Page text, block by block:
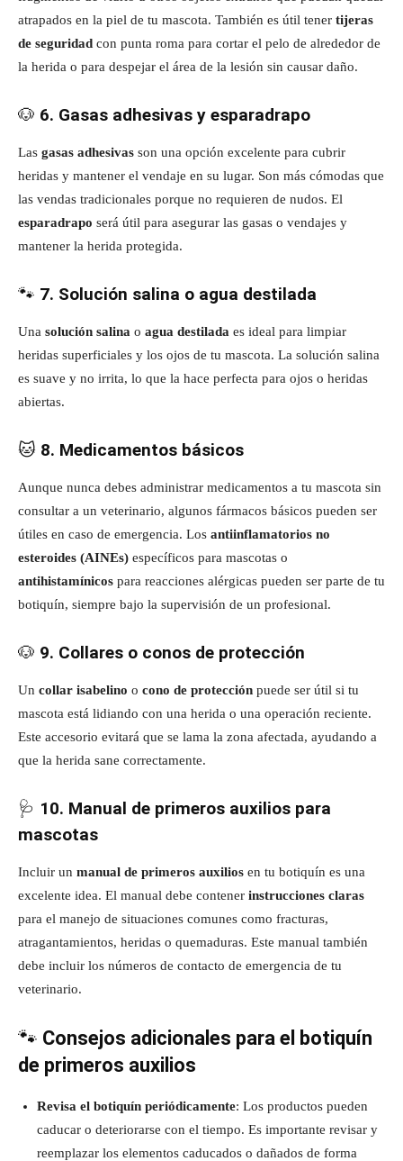
atrapados en la piel de tu mascota. También es útil tener tijeras
de seguridad con punta roma para cortar el pelo de alrededor de
la herida o para despejar el área de la lesión sin causar daño.
🐶 6. Gasas adhesivas y esparadrapo
Las gasas adhesivas son una opción excelente para cubrir
heridas y mantener el vendaje en su lugar. Son más cómodas que
las vendas tradicionales porque no requieren de nudos. El
esparadrapo será útil para asegurar las gasas o vendajes y
mantener la herida protegida.
🐾 7. Solución salina o agua destilada
Una solución salina o agua destilada es ideal para limpiar
heridas superficiales y los ojos de tu mascota. La solución salina
es suave y no irrita, lo que la hace perfecta para ojos o heridas
abiertas.
🐱 8. Medicamentos básicos
Aunque nunca debes administrar medicamentos a tu mascota sin
consultar a un veterinario, algunos fármacos básicos pueden ser
útiles en caso de emergencia. Los antiinflamatorios no
esteroides (AINEs) específicos para mascotas o
antihistamínicos para reacciones alérgicas pueden ser parte de tu
botiquín, siempre bajo la supervisión de un profesional.
🐶 9. Collares o conos de protección
Un collar isabelino o cono de protección puede ser útil si tu
mascota está lidiando con una herida o una operación reciente.
Este accesorio evitará que se lama la zona afectada, ayudando a
que la herida sane correctamente.
🩺 10. Manual de primeros auxilios para
mascotas
Incluir un manual de primeros auxilios en tu botiquín es una
excelente idea. El manual debe contener instrucciones claras
para el manejo de situaciones comunes como fracturas,
atragantamientos, heridas o quemaduras. Este manual también
debe incluir los números de contacto de emergencia de tu
veterinario.
🐾 Consejos adicionales para el botiquín
de primeros auxilios
Revisa el botiquín periódicamente: Los productos pueden
caducar o deteriorarse con el tiempo. Es importante revisar y
reemplazar los elementos caducados o dañados de forma